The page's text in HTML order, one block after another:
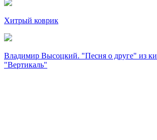
Хитрый коврик
Владимир Высоцкий. "Песня о друге" из
"Вертикаль"